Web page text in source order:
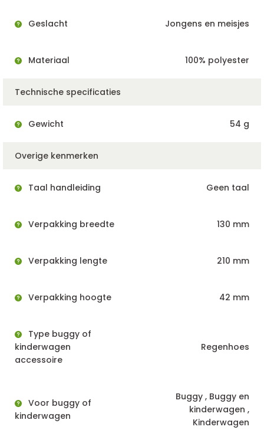
Geslacht Jongens en meisjes
Materiaal 100% polyester
Technische specificaties
Gewicht 54 g
Overige kenmerken
Taal handleiding Geen taal
Verpakking breedte 130 mm
Verpakking lengte 210 mm
Verpakking hoogte 42 mm
Type buggy of
kinderwagen
accessoire
Regenhoes
Voor buggy of
kinderwagen
Buggy , Buggy en
kinderwagen ,
Kinderwagen